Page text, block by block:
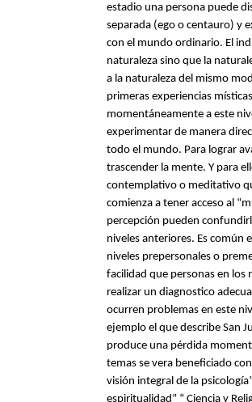
estadio una persona puede
separada (ego o centauro) y
con el mundo ordinario. El
naturaleza sino que la
a la naturaleza del mismo
primeras experiencias
momentáneamente a este
experimentar de manera
todo el mundo. Para lograr
trascender la mente. Y para
contemplativo o meditativo
comienza a tener acceso al
percepción pueden
niveles anteriores. Es común
niveles prepersonales o
facilidad que personas en los
realizar un diagnostico
ocurren problemas en este
ejemplo el que describe San
produce una pérdida
temas se vera beneficiado
visión integral de la
espiritualidad” “ Ciencia y